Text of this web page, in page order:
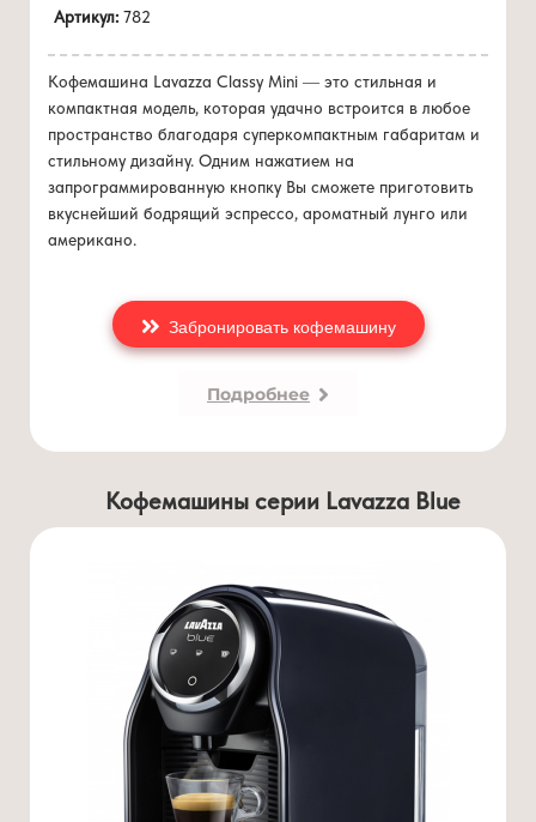
Артикул: 782
Кофемашина Lavazza Classy Mini — это стильная и
компактная модель, которая удачно встроится в любое
пространство благодаря суперкомпактным габаритам и
стильному дизайну. Одним нажатием на
запрограммированную кнопку Вы сможете приготовить
вкуснейший бодрящий эспрессо, ароматный лунго или
американо.
Накопитель для отработанных капсул рассчитан на 6
Регулировка высоты подставки для чашки
Электропитание 220-240в-50г.
Забронировать кофемашину
Подробнее
Кофемашины серии Lavazza Blue